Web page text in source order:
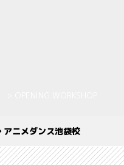
アニメダンス池袋校